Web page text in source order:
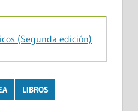
(Segunda edición)
LIBROS